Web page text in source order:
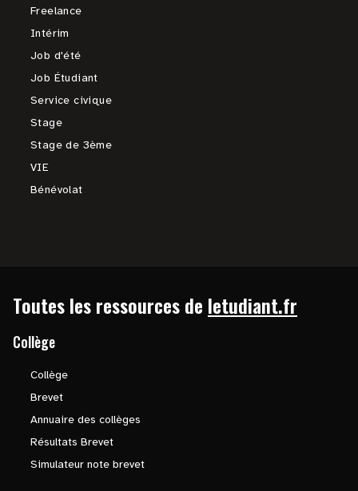
Freelance
Intérim
Job d'été
Job Étudiant
Service civique
Stage
Stage de 3ème
VIE
Bénévolat
Toutes les ressources de letudiant.fr
Collège
Collège
Brevet
Annuaire des collèges
Résultats Brevet
Simulateur note brevet